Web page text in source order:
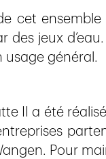
cet
des jeux
général.
II a été
Pour